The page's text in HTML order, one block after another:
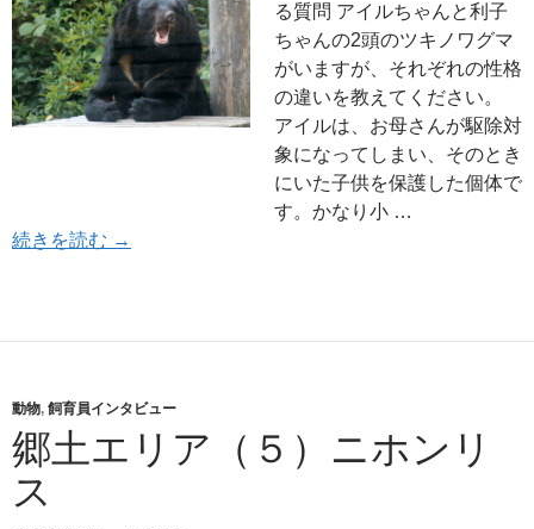
る質問 アイルちゃんと利子
ちゃんの2頭のツキノワグマ
がいますが、それぞれの性格
の違いを教えてください。
アイルは、お母さんが駆除対
象になってしまい、そのとき
にいた子供を保護した個体で
す。かなり小 …
続きを読む 郷土エリア（６）ニッポンツキノワグマ
→
動物, 飼育員インタビュー
郷土エリア（５）ニホンリ
ス